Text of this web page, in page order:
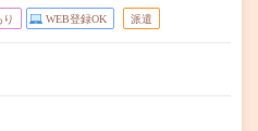
WEB登録OK 派遣